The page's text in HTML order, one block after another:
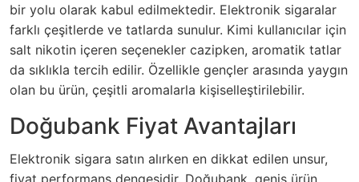
bir yolu olarak kabul edilmektedir. Elektronik sigaralar
farklı çeşitlerde ve tatlarda sunulur. Kimi kullanıcılar için
salt nikotin içeren seçenekler cazipken, aromatik tatlar
da sıklıkla tercih edilir. Özellikle gençler arasında yaygın
olan bu ürün, çeşitli aromalarla kişiselleştirilebilir.
Doğubank Fiyat Avantajları
Elektronik sigara satın alırken en dikkat edilen unsur,
fiyat performans dengesidir. Doğubank, geniş ürün